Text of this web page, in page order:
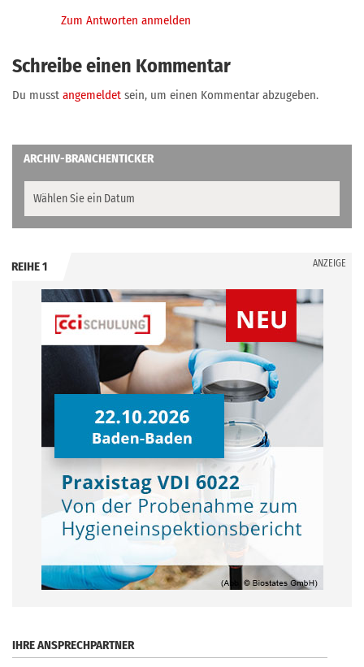
Zum Antworten anmelden
Schreibe einen Kommentar
Du musst angemeldet sein, um einen Kommentar abzugeben.
ARCHIV-BRANCHENTICKER
REIHE 1 ANZEIGE
IHRE ANSPRECHPARTNER